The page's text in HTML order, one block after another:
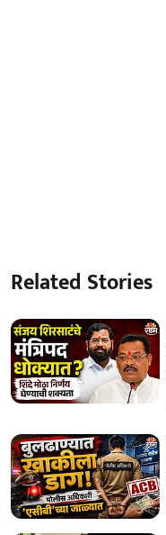
Related Stories